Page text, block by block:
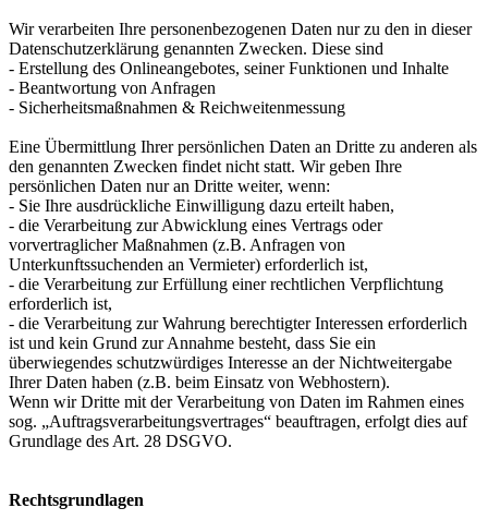
Wir verarbeiten Ihre personenbezogenen Daten nur zu den in dieser
Datenschutzerklärung genannten Zwecken. Diese sind
- Erstellung des Onlineangebotes, seiner Funktionen und Inhalte
- Beantwortung von Anfragen
- Sicherheitsmaßnahmen & Reichweitenmessung
Eine Übermittlung Ihrer persönlichen Daten an Dritte zu anderen als
den genannten Zwecken findet nicht statt. Wir geben Ihre
persönlichen Daten nur an Dritte weiter, wenn:
- Sie Ihre ausdrückliche Einwilligung dazu erteilt haben,
- die Verarbeitung zur Abwicklung eines Vertrags oder
vorvertraglicher Maßnahmen (z.B. Anfragen von
Unterkunftssuchenden an Vermieter) erforderlich ist,
- die Verarbeitung zur Erfüllung einer rechtlichen Verpflichtung
erforderlich ist,
- die Verarbeitung zur Wahrung berechtigter Interessen erforderlich
ist und kein Grund zur Annahme besteht, dass Sie ein
überwiegendes schutzwürdiges Interesse an der Nichtweitergabe
Ihrer Daten haben (z.B. beim Einsatz von Webhostern).
Wenn wir Dritte mit der Verarbeitung von Daten im Rahmen eines
sog. „Auftragsverarbeitungsvertrages“ beauftragen, erfolgt dies auf
Grundlage des Art. 28 DSGVO.
Rechtsgrundlagen